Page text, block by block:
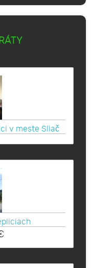
v meste Sliač